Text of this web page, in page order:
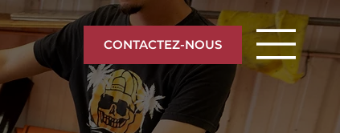
CONTACTEZ-NOUS